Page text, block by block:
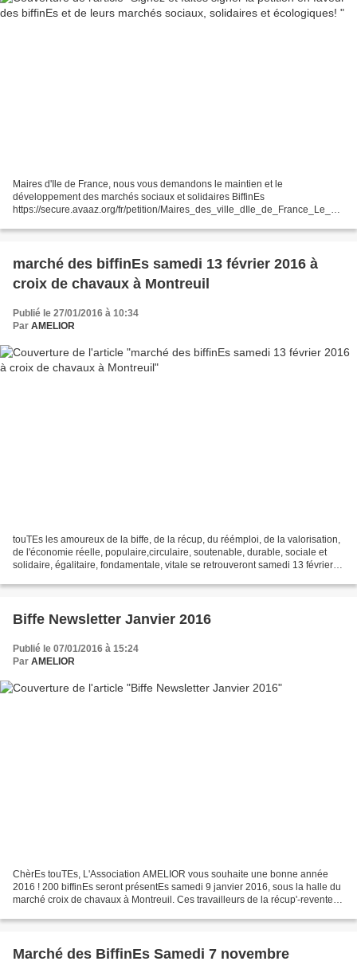
Maires d'Ile de France, nous vous demandons le maintien et le
développement des marchés sociaux et solidaires BiffinEs
https://secure.avaaz.org/fr/petition/Maires_des_ville_dIle_de_France_Le_ma
?aoTNRjb...
marché des biffinEs samedi 13 février 2016 à
croix de chavaux à Montreuil
Publié le 27/01/2016 à 10:34
Par AMELIOR
touTEs les amoureux de la biffe, de la récup, du réémploi, de la valorisation,
de l'économie réelle, populaire,circulaire, soutenable, durable, sociale et
solidaire, égalitaire, fondamentale, vitale se retrouveront samedi 13 février
Biffe Newsletter Janvier 2016
Publié le 07/01/2016 à 15:24
Par AMELIOR
ChèrEs touTEs, L'Association AMELIOR vous souhaite une bonne année
2016 ! 200 biffinEs seront présentEs samedi 9 janvier 2016, sous la halle du
marché croix de chavaux à Montreuil. Ces travailleurs de la récup'-revente
Marché des BiffinEs Samedi 7 novembre